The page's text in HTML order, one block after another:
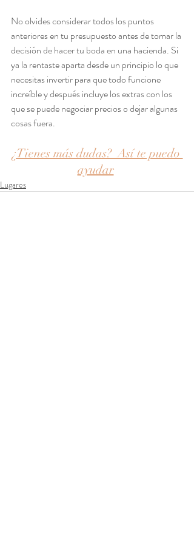
No olvides considerar todos los puntos
anteriores en tu presupuesto antes de tomar la
decisión de hacer tu boda en una hacienda. Si
ya la rentaste aparta desde un principio lo que
necesitas invertir para que todo funcione
increíble y después incluye los extras con los
que se puede negociar precios o dejar algunas
cosas fuera.
¿Tienes más dudas?  Así te puedo
ayudar
Lugares